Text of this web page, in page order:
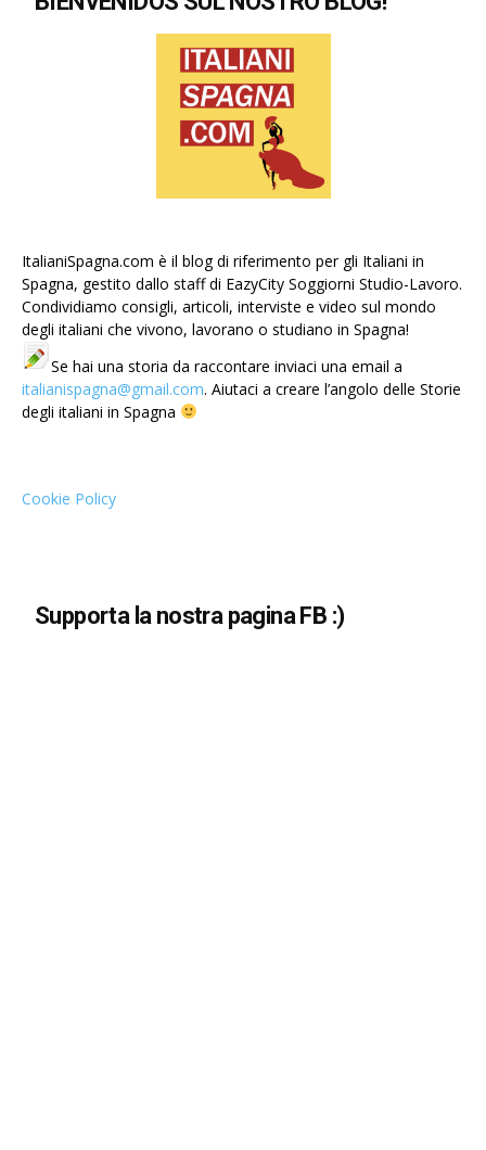
ItalianiSpagna.com è il blog di riferimento per gli Italiani in
Spagna, gestito dallo staff di EazyCity Soggiorni Studio-Lavoro.
Condividiamo consigli, articoli, interviste e video sul mondo
degli italiani che vivono, lavorano o studiano in Spagna!
Se hai una storia da raccontare inviaci una email a
italianispagna@gmail.com. Aiutaci a creare l’angolo delle Storie
degli italiani in Spagna
Cookie Policy
Supporta la nostra pagina FB :)